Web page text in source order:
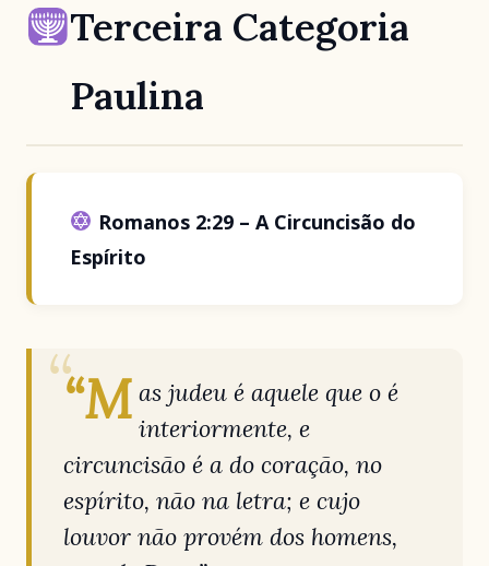
Terceira Categoria
Paulina
Romanos 2:29 – A Circuncisão do
Espírito
“M as judeu é aquele que o é
interiormente, e
circuncisão é a do coração, no
espírito, não na letra; e cujo
louvor não provém dos homens,